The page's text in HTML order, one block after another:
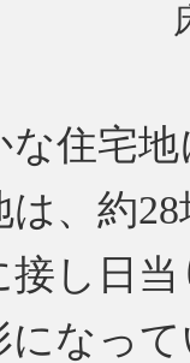
住宅地
は、約
接し日
になっ